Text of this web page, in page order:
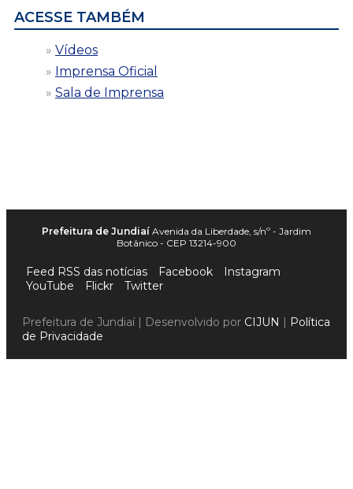
ACESSE TAMBÉM
Vídeos
Imprensa Oficial
Sala de Imprensa
Prefeitura de Jundiaí Avenida da Liberdade, s/nº - Jardim
Botânico - CEP 13214-900
Feed RSS das notícias Facebook
Instagram
YouTube
Flickr Twitter
Prefeitura de Jundiaí | Desenvolvido por CIJUN | Política
de Privacidade